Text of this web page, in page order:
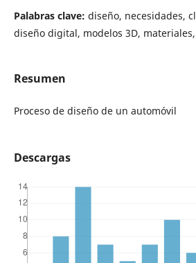
Palabras clave: diseño, necesidades,
diseño digital, modelos 3D,
Resumen
Proceso de diseño de un automóvil
Descargas